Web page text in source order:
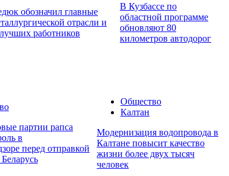
обозначил главные
отрасли и
работников
В Кузбассе по
областной программе
обновляют 80
километров автодорог
партии рапса
в
перед отправкой
Общество
Калтан
Модернизация водопровода в
Калтане повысит качество
жизни более двух тысяч
человек